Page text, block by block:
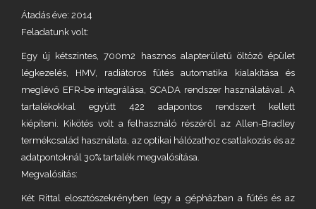
Átadás éve: 2014
Feladatunk volt:
Egy új kétszintes, 700m2 hasznos alapterületű öltöző épület
légkezelés, HMV, radiátoros fűtés automatika kialakítása és
meglévő EFR-be integrálása, SCADA rendszer használatával. A
tartalékokkal együtt 422 adapontos rendszert kellett
kiépíteni. Kikötés volt a felhasználó részéről az Allen-Bradley
termékcsalád használata, az optikai hálózathoz csatlakozás és az
adatpontoknál 30% tartalék megvalósítása.
Megvalósítás:
Két Rittal elosztószekrényben (egy a gépházban a fűtés és az